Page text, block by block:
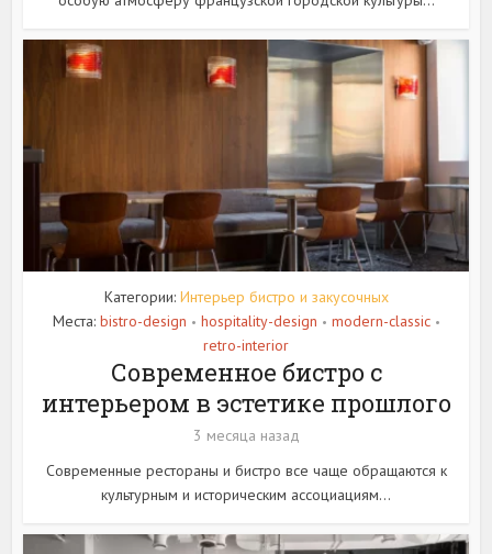
Категории: Интерьер бистро и закусочных
Места: bistro-design • hospitality-design • modern-classic •
retro-interior
Современное бистро с
интерьером в эстетике прошлого
3 месяца назад
Современные рестораны и бистро все чаще обращаются к
культурным и историческим ассоциациям...